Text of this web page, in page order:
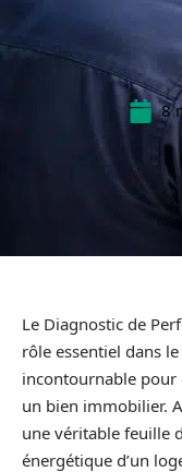
8
Le Diagnostic de
rôle essentiel dans
incontournable
un bien immobilier.
une véritable feuille
énergétique d’un